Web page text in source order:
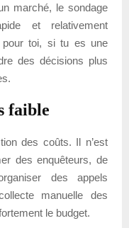
marché, le sondage
et relativement
pour toi, si tu es une
des décisions plus
faible
des coûts. Il n’est
des enquêteurs, de
des appels
manuelle des
le budget.